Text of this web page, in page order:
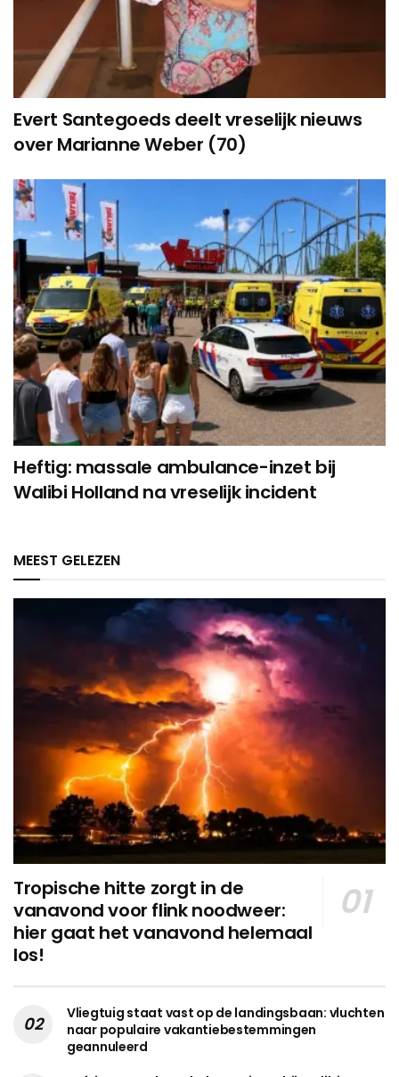
Evert Santegoeds deelt vreselijk nieuws
over Marianne Weber (70)
Heftig: massale ambulance-inzet bij
Walibi Holland na vreselijk incident
MEEST GELEZEN
Tropische hitte zorgt in de
vanavond voor flink noodweer:
hier gaat het vanavond helemaal
los!
Vliegtuig staat vast op de landingsbaan: vluchten
naar populaire vakantiebestemmingen
geannuleerd